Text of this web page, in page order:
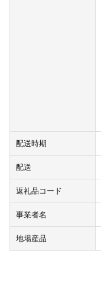
配送時期
配送
返礼品コード
事業者名
地場産品